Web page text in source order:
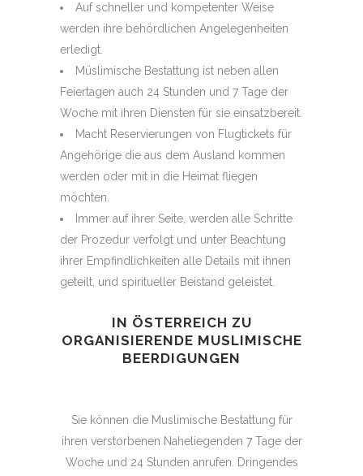
Auf schneller und kompetenter Weise
werden ihre behördlichen Angelegenheiten
erledigt.
Müslimische Bestattung ist neben allen
Feiertagen auch 24 Stunden und 7 Tage der
Woche mit ihren Diensten für sie einsatzbereit.
Macht Reservierungen von Flugtickets für
Angehörige die aus dem Ausland kommen
werden oder mit in die Heimat fliegen
möchten.
Immer auf ihrer Seite, werden alle Schritte
der Prozedur verfolgt und unter Beachtung
ihrer Empfindlichkeiten alle Details mit ihnen
geteilt, und spiritueller Beistand geleistet.
IN ÖSTERREICH ZU
ORGANISIERENDE MUSLIMISCHE
BEERDIGUNGEN
Sie können die Muslimische Bestattung für
ihren verstorbenen Naheliegenden 7 Tage der
Woche und 24 Stunden anrufen. Dringendes